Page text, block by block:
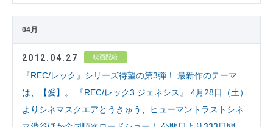
04月
2012.04.27 映画配給
『REC/レック』シリーズ待望の第3弾！ 最新作のテーマ
は、【愛】。 『REC/レック3 ジェネシス』 4月28日（土）
よりシネマスクエアとうきゅう、ヒューマントラストシネ